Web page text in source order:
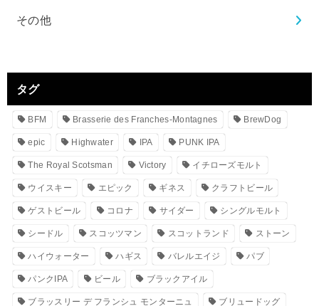
その他
タグ
BFM Brasserie des Franches-Montagnes BrewDog
epic Highwater IPA PUNK IPA
The Royal Scotsman Victory イチローズモルト
ウイスキー エピック ギネス クラフトビール
ゲストビール コロナ サイダー シングルモルト
シードル スコッツマン スコットランド ストーン
ハイウォーター ハギス バレルエイジ パブ
パンクIPA ビール ブラックアイル
ブラッスリー デ フランシュ モンターニュ ブリュードッグ